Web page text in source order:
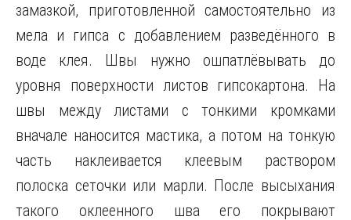
замазкой, приготовленной самостоятельно из
мела и гипса с добавлением разведённого в
воде клея. Швы нужно ошпатлёвывать до
уровня поверхности листов гипсокартона. На
швы между листами с тонкими кромками
вначале наносится мастика, а потом на тонкую
часть наклеивается клеевым раствором
полоска сеточки или марли. После высыхания
такого оклеенного шва его покрывают